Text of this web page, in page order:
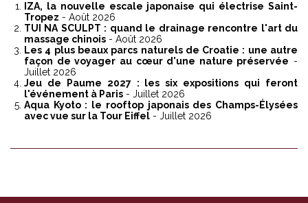
IZA, la nouvelle escale japonaise qui électrise Saint-
Tropez - Août 2026
TUI NA SCULPT : quand le drainage rencontre l'art du
massage chinois - Août 2026
Les 4 plus beaux parcs naturels de Croatie : une autre
façon de voyager au cœur d'une nature préservée -
Juillet 2026
Jeu de Paume 2027 : les six expositions qui feront
l'événement à Paris - Juillet 2026
Aqua Kyoto : le rooftop japonais des Champs-Élysées
avec vue sur la Tour Eiffel - Juillet 2026